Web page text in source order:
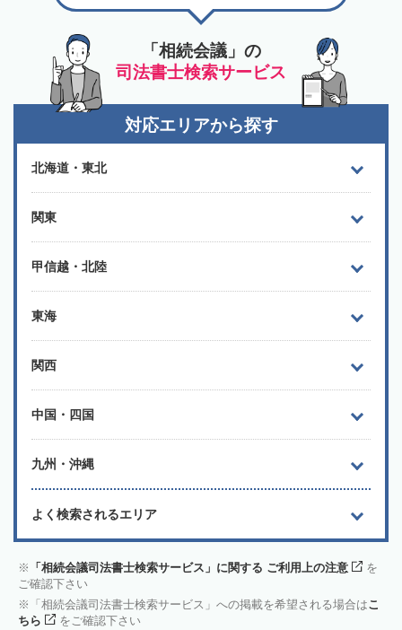
「相続会議」の
司法書士検索サービス
対応エリアから探す
北海道・東北
関東
甲信越・北陸
東海
関西
中国・四国
九州・沖縄
よく検索されるエリア
「相続会議司法書士検索サービス」に関する ご利用上の注意
を
ご確認下さい
「相続会議司法書士検索サービス」への掲載を希望される場合はこ
ちら
をご確認下さい